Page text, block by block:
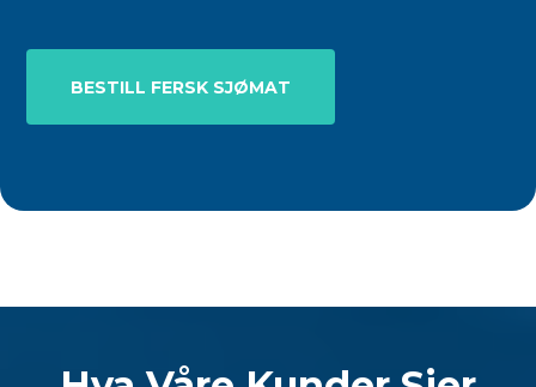
BESTILL FERSK SJØMAT